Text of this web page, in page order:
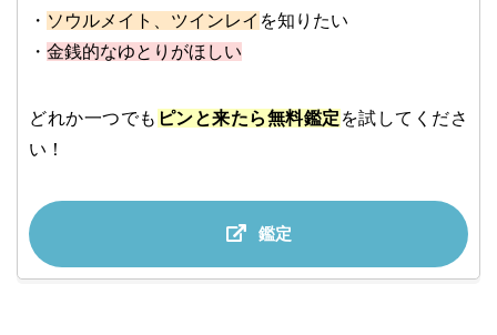
・ ソウルメイト、ツインレイ を知りたい
・ 金銭的なゆとりがほしい
どれか一つでも ピンと来たら無料鑑定 を試してくださ
い！
鑑定